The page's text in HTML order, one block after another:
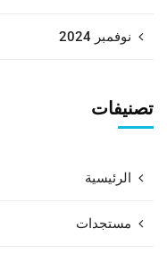
نوفمبر 2024
تصنيفات
الرئيسية
مستجدات